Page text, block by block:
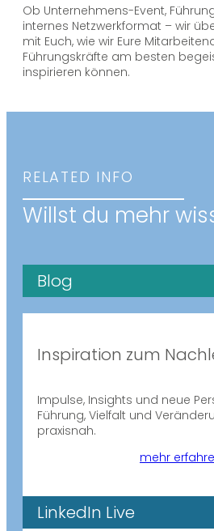
Ob Unternehmens-Event,
internes Netzwerkformat – wir
mit Euch, wie wir Eure
Führungskräfte am besten
inspirieren können.
RELATED INFO
Willst du mehr
Blog
Inspiration zum
Impulse, Insights und neue
Führung, Vielfalt und
praxisnah.
mehr
LinkedIn Live